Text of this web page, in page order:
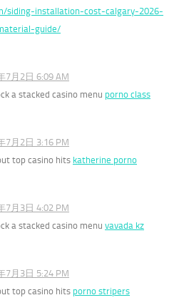
siding-installation-cost-calgary-2026-
guide/
7月2日 6:09 AM
a stacked casino menu porno class
7月2日 3:16 PM
top casino hits katherine porno
7月3日 4:02 PM
a stacked casino menu vavada kz
7月3日 5:24 PM
top casino hits porno stripers